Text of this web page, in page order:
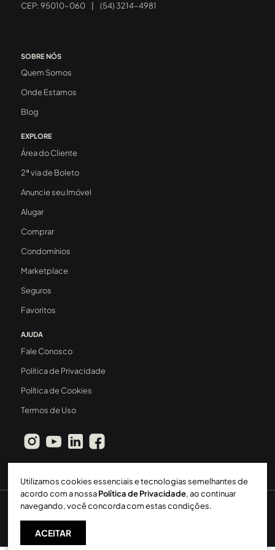
CEP: 95010-060 | (54) 3214-4981
SOBRE NÓS
Quem Somos
Onde Estamos
Blog
EXPLORE
Área do Cliente
2ª via de Boleto
Anuncie seu Imóvel
Alugar
Comprar
Condomínios
Marketplace
Seguros
Favoritos
AJUDA
Fale Conosco
Política de Privacidade
Política de Cookies
Termos de Uso
Sperinde Gestão Imobiliária LTDA - CRECI: 411J - 2026 ©
Todos os direitos reservados
Utilizamos cookies essenciais e tecnologias semelhantes de
acordo com a nossaPolítica de Privacidade, ao continuar
navegando, você concorda com estas condições.
ACEITAR